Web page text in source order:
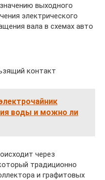
выходного
электрического
вала в схемах авто
контакт
воды и можно ли
через
традиционно
и графитовых